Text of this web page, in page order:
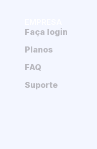
Faça login
Planos
FAQ
Suporte